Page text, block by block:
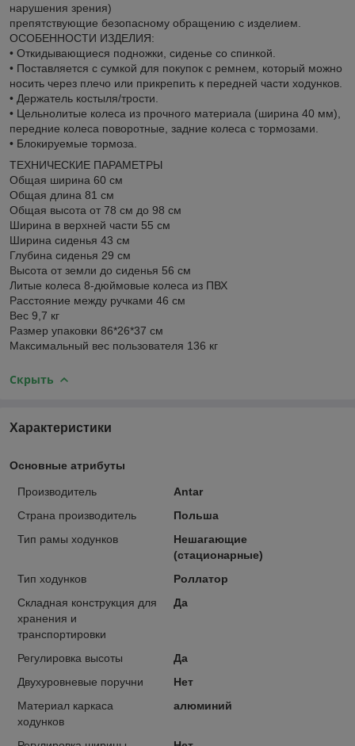
нарушения зрения)
препятствующие безопасному обращению с изделием.
ОСОБЕННОСТИ ИЗДЕЛИЯ:
• Откидывающиеся подножки, сиденье со спинкой.
• Поставляется с сумкой для покупок с ремнем, который можно
носить через плечо или прикрепить к передней части ходунков.
• Держатель костыля/трости.
• Цельнолитые колеса из прочного материала (ширина 40 мм),
передние колеса поворотные, задние колеса с тормозами.
• Блокируемые тормоза.
ТЕХНИЧЕСКИЕ ПАРАМЕТРЫ
Общая ширина 60 см
Общая длина 81 см
Общая высота от 78 см до 98 см
Ширина в верхней части 55 см
Ширина сиденья 43 см
Глубина сиденья 29 см
Высота от земли до сиденья 56 см
Литые колеса 8-дюймовые колеса из ПВХ
Расстояние между ручками 46 см
Вес 9,7 кг
Размер упаковки 86*26*37 см
Максимальный вес пользователя 136 кг
Скрыть
Характеристики
Основные атрибуты
Производитель
Antar
Страна производитель
Польша
Тип рамы ходунков
Нешагающие
(стационарные)
Тип ходунков
Роллатор
Складная конструкция для
хранения и
транспортировки
Да
Регулировка высоты
Да
Двухуровневые поручни
Нет
Материал каркаса
ходунков
алюминий